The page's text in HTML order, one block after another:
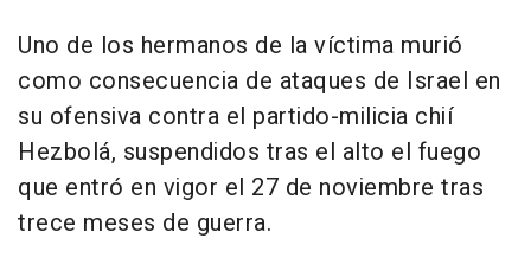
Uno de los hermanos de la víctima murió
como consecuencia de ataques de Israel en
su ofensiva contra el partido-milicia chií
Hezbolá, suspendidos tras el alto el fuego
que entró en vigor el 27 de noviembre tras
trece meses de guerra.